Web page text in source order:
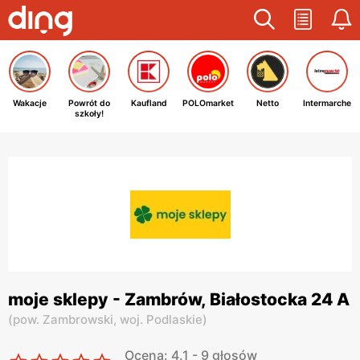
Wakacje
Powrót do
szkoły!
Kaufland POLOmarket Netto Intermarche
moje sklepy - Zambrów, Białostocka 24 A
(pow. Zambrowski, woj. Podlaskie)
Ocena: 4.1 - 9 głosów